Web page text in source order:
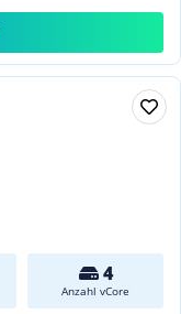
4
Anzahl vCore